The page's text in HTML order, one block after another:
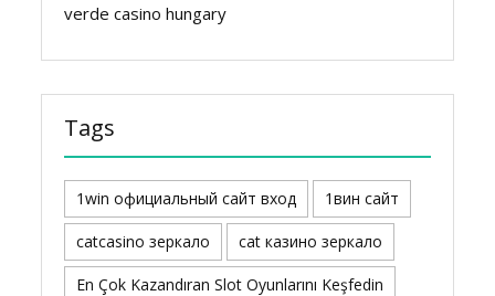
verde casino hungary
Tags
1win официальный сайт вход 1вин сайт
catcasino зеркало cat казино зеркало
En Çok Kazandıran Slot Oyunlarını Keşfedin